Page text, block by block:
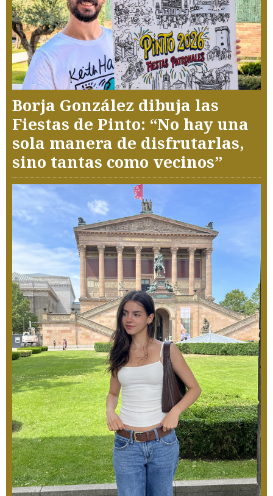
Borja González dibuja las
Fiestas de Pinto: “No hay una
sola manera de disfrutarlas,
sino tantas como vecinos”